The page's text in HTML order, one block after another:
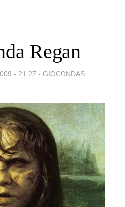
Regan
- 21:27 - GIOCONDAS